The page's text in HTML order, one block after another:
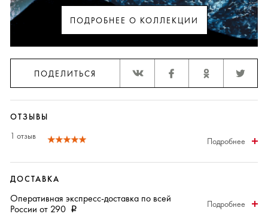
ПОДРОБНЕЕ О КОЛЛЕКЦИИ
ПОДЕЛИТЬСЯ
ОТЗЫВЫ
1 отзыв
Подробнее
ДОСТАВКА
Оперативная экспресс-доставка по всей
России от 290 i
Подробнее